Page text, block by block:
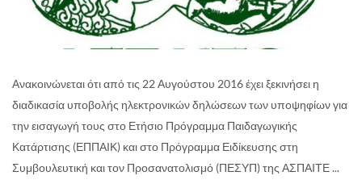
Ανακοινώνεται ότι από τις 22 Αυγούστου 2016 έχει ξεκινήσει η
διαδικασία υποβολής ηλεκτρονικών δηλώσεων των υποψηφίων για
την εισαγωγή τους στο Ετήσιο Πρόγραμμα Παιδαγωγικής
Κατάρτισης (ΕΠΠΑΙΚ) και στο Πρόγραμμα Ειδίκευσης στη
Συμβουλευτική και τον Προσανατολισμό (ΠΕΣΥΠ) της ΑΣΠΑΙΤΕ ...